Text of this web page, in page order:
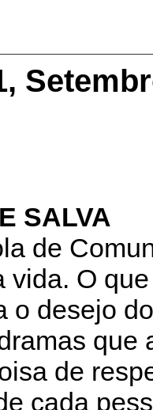
SALVA
de
vida. O
o desejo
que
de
cada